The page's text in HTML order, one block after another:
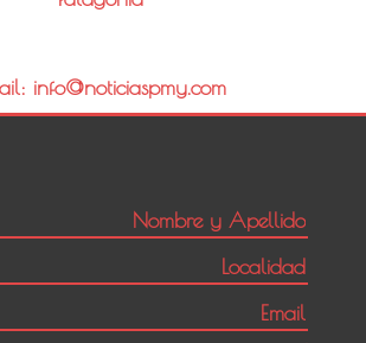
info@noticiaspmy.com